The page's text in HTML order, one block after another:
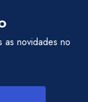
as novidades no